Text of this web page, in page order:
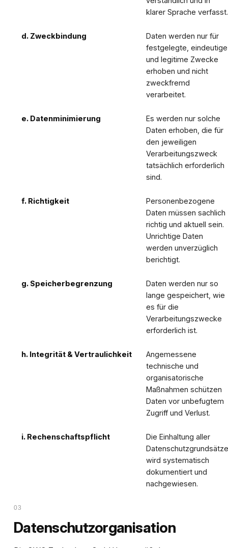
klarer Sprache verfasst.
d. Zweckbindung
Daten werden nur für
festgelegte, eindeutige
und legitime Zwecke
erhoben und nicht
zweckfremd
verarbeitet.
e. Datenminimierung
Es werden nur solche
Daten erhoben, die für
den jeweiligen
Verarbeitungszweck
tatsächlich erforderlich
sind.
f. Richtigkeit
Personenbezogene
Daten müssen sachlich
richtig und aktuell sein.
Unrichtige Daten
werden unverzüglich
berichtigt.
g. Speicherbegrenzung
Daten werden nur so
lange gespeichert, wie
es für die
Verarbeitungszwecke
erforderlich ist.
h. Integrität & Vertraulichkeit
Angemessene
technische und
organisatorische
Maßnahmen schützen
Daten vor unbefugtem
Zugriff und Verlust.
i. Rechenschaftspflicht
Die Einhaltung aller
Datenschutzgrundsätze
wird systematisch
dokumentiert und
nachgewiesen.
03
Datenschutzorganisation